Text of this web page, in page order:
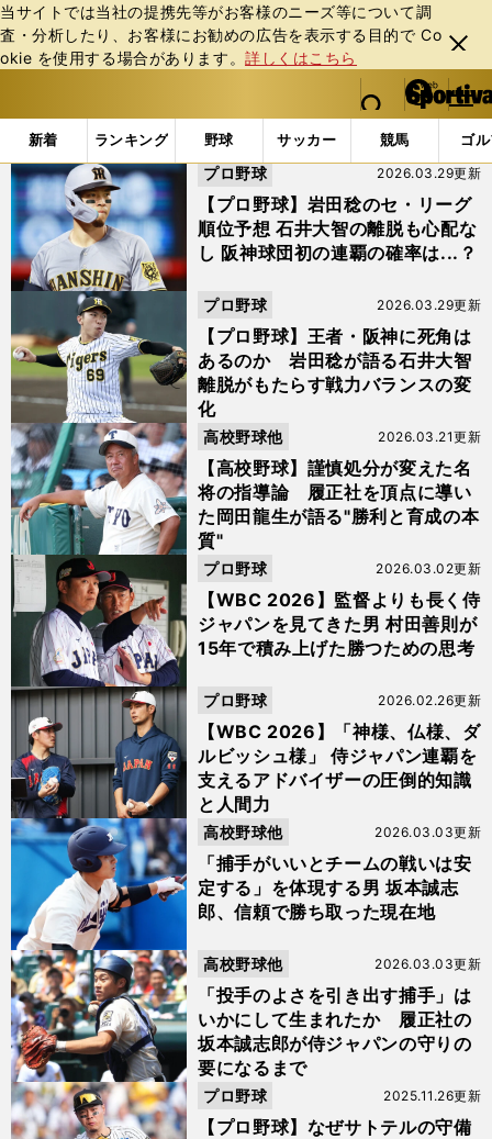
当サイトでは当社の提携先等がお客様のニーズ等について調
査・分析したり、お客様にお勧めの広告を表⽰する⽬的で Co
okie を使⽤する場合があります。詳しくはこちら
閉じ
る
web Sportiva (webスポルティーバ)
検索
マイペ
ー
ジ
メニュ
新着 ランキング 野球 サッカー 競馬 ゴ
b
ス
ポ
ル
テ
ィ
ー
バ
「#坂本誠志郎」の最新ニュース・ 情報
【プロ野球】岩田稔のセ・リーグ
順位予想 石井大智の離脱も心配な
し 阪神球団初の連覇の確率は...？
2026.03.29更新
プロ野球
【プロ野球】王者・阪神に死角は
あるのか 岩田稔が語る石井大智
離脱がもたらす戦力バランスの変
化
2026.03.29更新
プロ野球
【高校野球】謹慎処分が変えた名
将の指導論 履正社を頂点に導い
た岡田龍生が語る"勝利と育成の本
質"
2026.03.21更新
高校野球他
【WBC 2026】監督よりも長く侍
ジャパンを見てきた男 村田善則が
15年で積み上げた勝つための思考
2026.03.02更新
プロ野球
【WBC 2026】「神様、仏様、ダ
ルビッシュ様」 侍ジャパン連覇を
支えるアドバイザーの圧倒的知識
と人間力
2026.02.26更新
プロ野球
「捕手がいいとチームの戦いは安
定する」を体現する男 坂本誠志
郎、信頼で勝ち取った現在地
2026.03.03更新
高校野球他
「投手のよさを引き出す捕手」は
いかにして生まれたか 履正社の
坂本誠志郎が侍ジャパンの守りの
要になるまで
2026.03.03更新
高校野球他
【プロ野球】なぜサトテルの守備
2025.11.26更新
プロ野球